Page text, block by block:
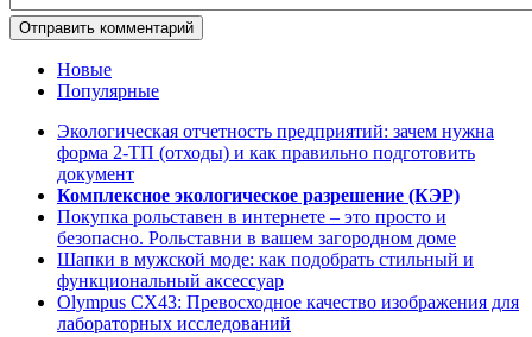
Отправить комментарий
Новые
Популярные
Экологическая отчетность предприятий: зачем нужна
форма 2-ТП (отходы) и как правильно подготовить
документ
Комплексное экологическое разрешение (КЭР)
Покупка рольставен в интернете – это просто и
безопасно. Рольставни в вашем загородном доме
Шапки в мужской моде: как подобрать стильный и
функциональный аксессуар
Olympus CX43: Превосходное качество изображения для
лабораторных исследований